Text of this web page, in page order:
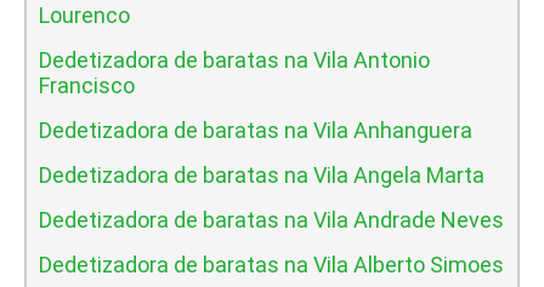
Lourenco
Dedetizadora de baratas na Vila Antonio
Francisco
Dedetizadora de baratas na Vila Anhanguera
Dedetizadora de baratas na Vila Angela Marta
Dedetizadora de baratas na Vila Andrade Neves
Dedetizadora de baratas na Vila Alberto Simoes